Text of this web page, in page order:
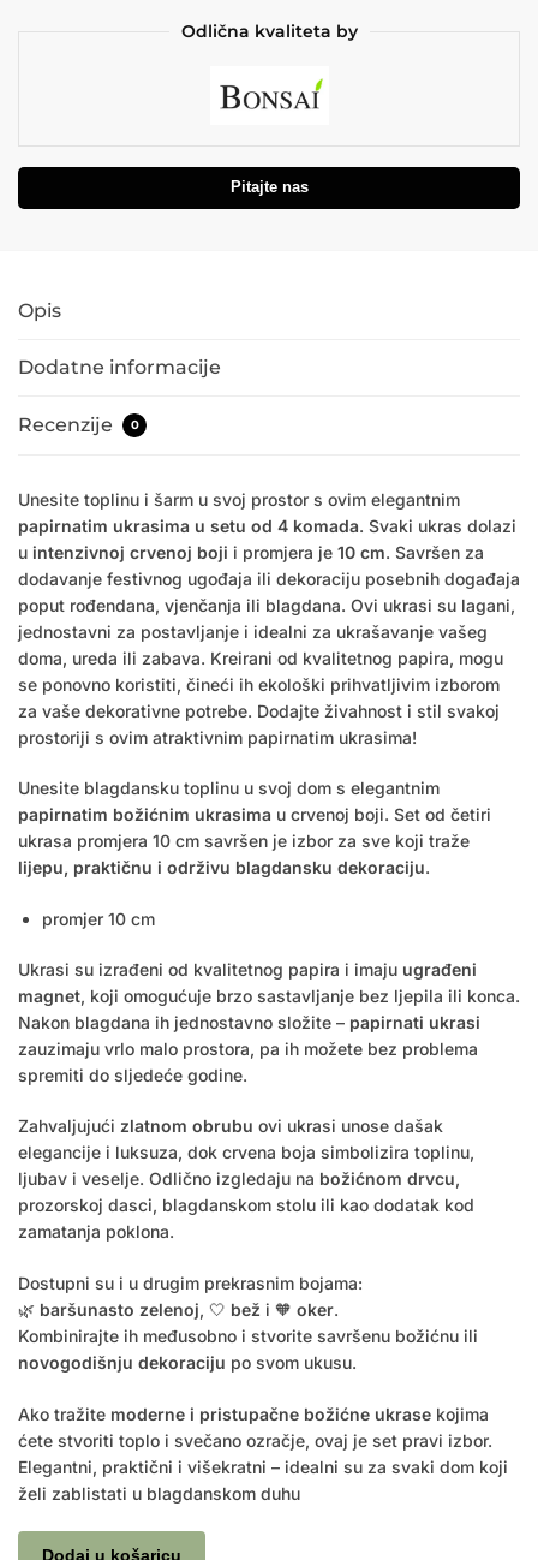
Odlična kvaliteta by
Pitajte nas
Opis
Dodatne informacije
Recenzije 0
Unesite toplinu i šarm u svoj prostor s ovim elegantnim
papirnatim ukrasima u setu od 4 komada. Svaki ukras dolazi
u intenzivnoj crvenoj boji i promjera je 10 cm. Savršen za
dodavanje festivnog ugođaja ili dekoraciju posebnih događaja
poput rođendana, vjenčanja ili blagdana. Ovi ukrasi su lagani,
jednostavni za postavljanje i idealni za ukrašavanje vašeg
doma, ureda ili zabava. Kreirani od kvalitetnog papira, mogu
se ponovno koristiti, čineći ih ekološki prihvatljivim izborom
za vaše dekorativne potrebe. Dodajte živahnost i stil svakoj
prostoriji s ovim atraktivnim papirnatim ukrasima!
Unesite blagdansku toplinu u svoj dom s elegantnim
papirnatim božićnim ukrasima u crvenoj boji. Set od četiri
ukrasa promjera 10 cm savršen je izbor za sve koji traže
lijepu, praktičnu i održivu blagdansku dekoraciju.
promjer 10 cm
Ukrasi su izrađeni od kvalitetnog papira i imaju ugrađeni
magnet, koji omogućuje brzo sastavljanje bez ljepila ili konca.
Nakon blagdana ih jednostavno složite – papirnati ukrasi
zauzimaju vrlo malo prostora, pa ih možete bez problema
spremiti do sljedeće godine.
Zahvaljujući zlatnom obrubu ovi ukrasi unose dašak
elegancije i luksuza, dok crvena boja simbolizira toplinu,
ljubav i veselje. Odlično izgledaju na božićnom drvcu,
prozorskoj dasci, blagdanskom stolu ili kao dodatak kod
zamatanja poklona.
Dostupni su i u drugim prekrasnim bojama:
🌿 baršunasto zelenoj, 🤍 bež i 🧡 oker.
Kombinirajte ih međusobno i stvorite savršenu božićnu ili
novogodišnju dekoraciju po svom ukusu.
Ako tražite moderne i pristupačne božićne ukrase kojima
ćete stvoriti toplo i svečano ozračje, ovaj je set pravi izbor.
Elegantni, praktični i višekratni – idealni su za svaki dom koji
želi zablistati u blagdanskom duhu
Dodaj u košaricu